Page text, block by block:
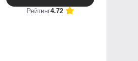
Рейтинг4.72